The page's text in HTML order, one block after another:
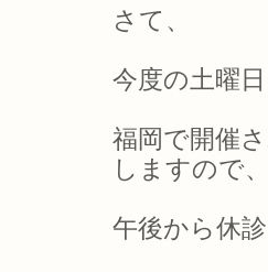
さて、
今度の土曜
福岡で開催
しますので
午後から休